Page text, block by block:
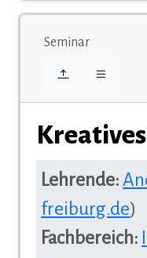
Seminar
Lehrende:
freiburg.de)
Fachbereich: